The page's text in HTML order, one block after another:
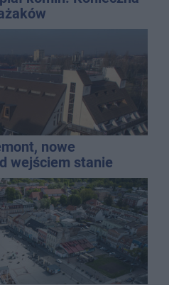
nowe
wejściem stanie